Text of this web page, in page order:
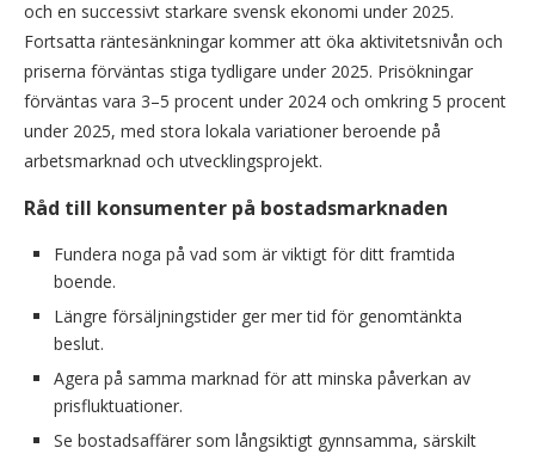
och en successivt starkare svensk ekonomi under 2025.
Fortsatta räntesänkningar kommer att öka aktivitetsnivån och
priserna förväntas stiga tydligare under 2025. Prisökningar
förväntas vara 3–5 procent under 2024 och omkring 5 procent
under 2025, med stora lokala variationer beroende på
arbetsmarknad och utvecklingsprojekt.
Råd till konsumenter på bostadsmarknaden
Fundera noga på vad som är viktigt för ditt framtida
boende.
Längre försäljningstider ger mer tid för genomtänkta
beslut.
Agera på samma marknad för att minska påverkan av
prisfluktuationer.
Se bostadsaffärer som långsiktigt gynnsamma, särskilt